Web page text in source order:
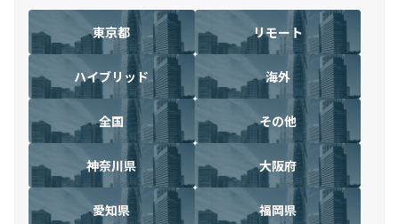
東京都 リモート
ハイブリッド 海外
全国 その他
神奈川県 大阪府
愛知県 福岡県